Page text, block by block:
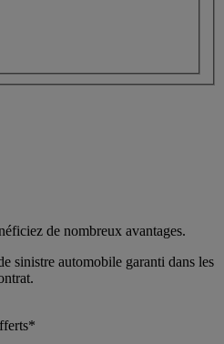
de nombreux avantages.
sinistre automobile garanti dans les